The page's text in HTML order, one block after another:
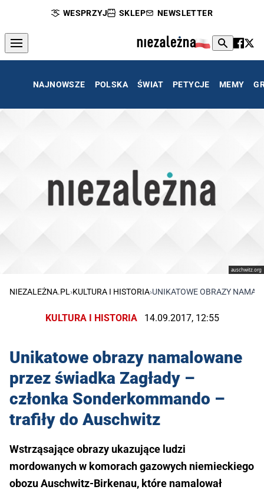
WESPRZYJ SKLEP NEWSLETTER
NAJNOWSZE POLSKA ŚWIAT PETYCJE MEMY
auschwitz.org
NIEZALEŻNA.PL ›KULTURA I HISTORIA›UNIKATOWE OBRAZY
KULTURA I HISTORIA 14.09.2017, 12:55
Unikatowe obrazy namalowane
przez świadka Zagłady –
członka Sonderkommando –
trafiły do Auschwitz
Wstrząsające obrazy ukazujące ludzi
mordowanych w komorach gazowych niemieckiego
obozu Auschwitz-Birkenau, które namalował